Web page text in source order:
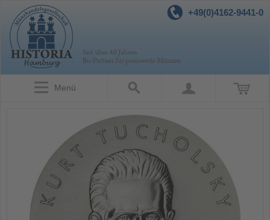
+49(0)4162-9441-0
Menü